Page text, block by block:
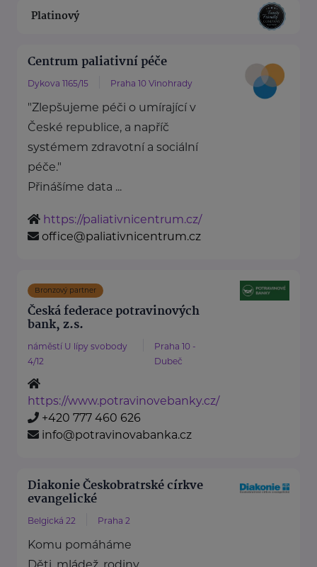
Platinový
Centrum paliativní péče
Dykova 1165/15 Praha 10 Vinohrady
"Zlepšujeme péči o umírající v
České republice, a napříč
systémem zdravotní a sociální
péče."
Přinášíme data ...
https://paliativnicentrum.cz/
office@paliativnicentrum.cz
Bronzový partner
Česká federace potravinových
bank, z.s.
náměstí U lípy svobody
4/12
Praha 10 -
Dubeč
https://www.potravinovebanky.cz/
+420 777 460 626
info@potravinovabanka.cz
Diakonie Českobratrské církve
evangelické
Belgická 22 Praha 2
Komu pomáháme